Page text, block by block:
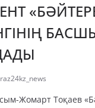
Жомарт Тоқаев